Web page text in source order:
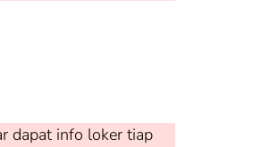
dapat info loker tiap